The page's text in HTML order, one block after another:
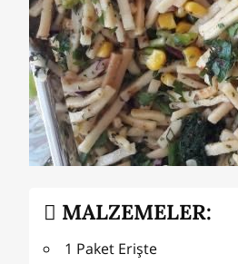
MALZEMELER:
1 Paket Erişte